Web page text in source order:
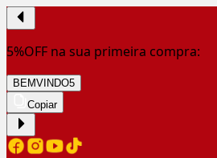
5%OFF na sua primeira compra:
BEMVINDO5
Copiar